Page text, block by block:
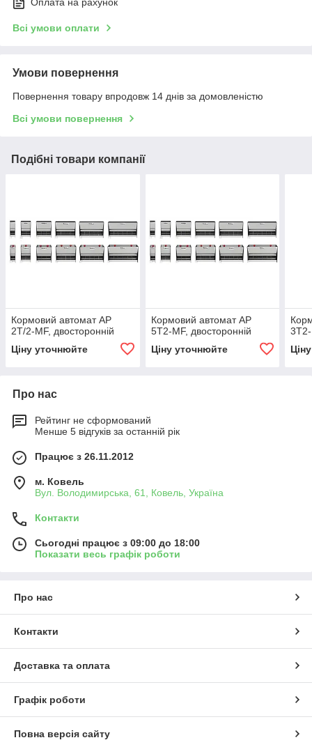
Всі умови оплати
Умови повернення
Повернення товару впродовж 14 днів за домовленістю
Всі умови повернення
Подібні товари компанії
Кормовий автомат AP
2T/2-MF, двосторонній
Ціну уточнюйте
Кормовий автомат AP
5T2-MF, двосторонній
Ціну уточнюйте
3T2-
Про нас
Рейтинг не сформований
Менше 5 відгуків за останній рік
Працює з 26.11.2012
м. Ковель
Вул. Володимирська, 61, Ковель, Україна
Контакти
Сьогодні працює з 09:00 до 18:00
Показати весь графік роботи
Про нас
Контакти
Доставка та оплата
Графік роботи
Повна версія сайту